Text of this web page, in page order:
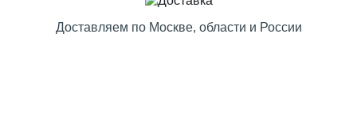
Доставляем по Москве, области и России